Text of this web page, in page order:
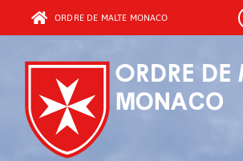
Passer
ORDRE DE MALTE MONACO